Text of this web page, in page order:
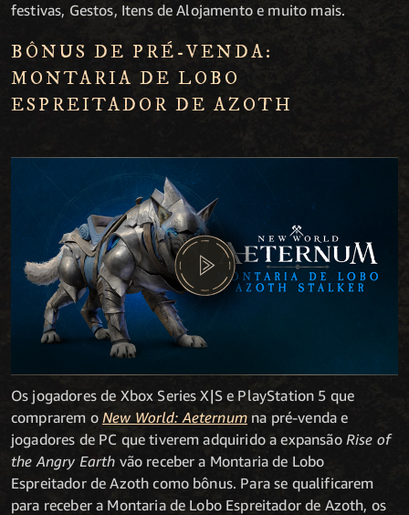
festivas, Gestos, Itens de Alojamento e muito mais.
BÔNUS DE PRÉ-VENDA:
MONTARIA DE LOBO
ESPREITADOR DE AZOTH
Os jogadores de Xbox Series X|S e PlayStation 5 que
comprarem o New World: Aeternumna pré-venda e
jogadores de PC que tiverem adquirido a expansão Rise of
the Angry Earth vão receber a Montaria de Lobo
Espreitador de Azoth como bônus. Para se qualificarem
para receber a Montaria de Lobo Espreitador de Azoth, os